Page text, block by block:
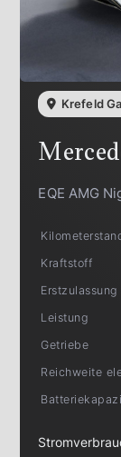
Krefeld
EQE AMG
Kraftstoff
Erstzulassung
Leistung
Getriebe
Reichweite